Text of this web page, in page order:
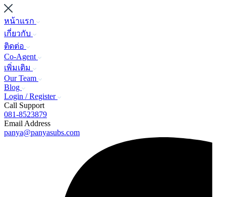
หน้าแรก
เกี่ยวกับ
ติดต่อ
Co-Agent
เพิ่มเติม
Our Team
Blog
Login / Register
Call Support
081-8523879
Email Address
panya@panyasubs.com